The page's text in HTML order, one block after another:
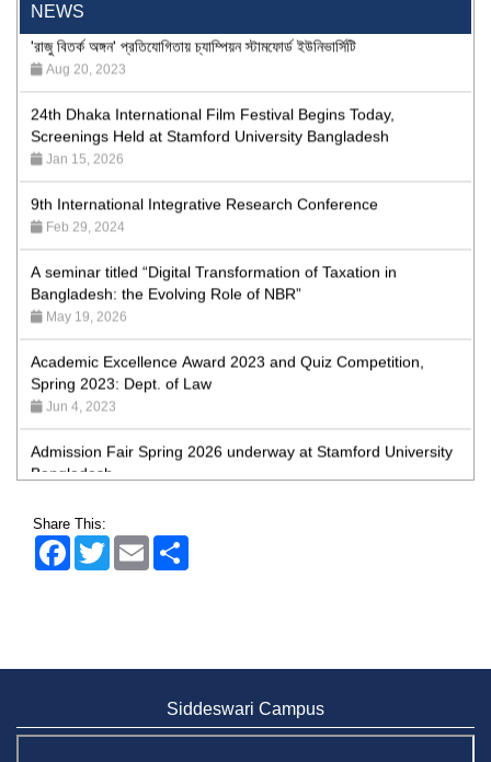
NEWS
'রাজু বিতর্ক অঙ্গন' প্রতিযোগিতায় চ্যাম্পিয়ন স্টামফোর্ড ইউনিভার্সিটি
Aug 20, 2023
Screenings Held at Stamford University Bangladesh
Jan 15, 2026
Feb 29, 2024
Bangladesh: the Evolving Role of NBR”
May 19, 2026
Spring 2023: Dept. of Law
Jun 4, 2023
Bangladesh
Jan 4, 2026
University Bangladesh
Jul 14, 2026
Share This:
FacebookTwitter Email
Siddeswari Campus